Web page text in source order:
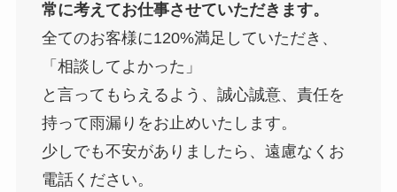
常に考えてお仕事させていただきます。
全てのお客様に120%満足していただき、
「相談してよかった」
と言ってもらえるよう、誠心誠意、責任を
持って雨漏りをお止めいたします。
少しでも不安がありましたら、遠慮なくお
電話ください。